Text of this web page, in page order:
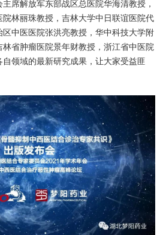
席解放军东部战区总医院华海清教授，
院林丽珠教授，吉林大学中日联谊医院代
中医医院张洪亮教授，华中科技大学附
省肿瘤医院景年财教授，浙江省中医院
领域的最新研究成果，让大家受益匪